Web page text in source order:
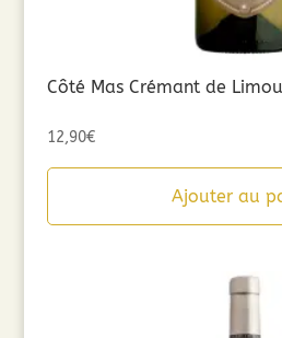
Côté Mas Crémant de
12,90€
Ajouter au